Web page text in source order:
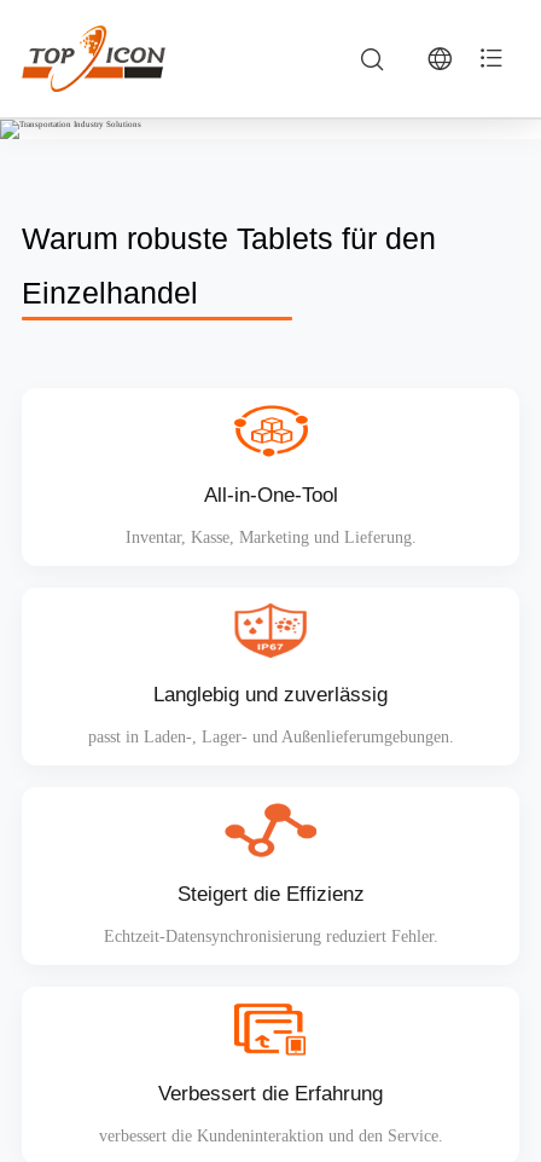
Warum robuste Tablets für den
Einzelhandel
All-in-One-Tool
Inventar, Kasse, Marketing und Lieferung.
Langlebig und zuverlässig
passt in Laden-, Lager- und Außenlieferumgebungen.
Steigert die Effizienz
Echtzeit-Datensynchronisierung reduziert Fehler.
Verbessert die Erfahrung
verbessert die Kundeninteraktion und den Service.